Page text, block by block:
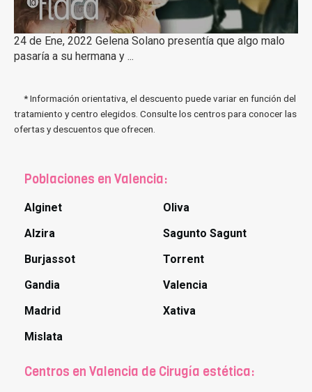
24 de Ene, 2022 Gelena Solano presentía que algo malo
pasaría a su hermana y ...
* Información orientativa, el descuento puede variar en función del
tratamiento y centro elegidos. Consulte los centros para conocer las
ofertas y descuentos que ofrecen.
Poblaciones en Valencia:
Alginet
Alzira
Burjassot
Gandia
Madrid
Mislata
Oliva
Sagunto Sagunt
Torrent
Valencia
Xativa
Centros en Valencia de Cirugía estética: